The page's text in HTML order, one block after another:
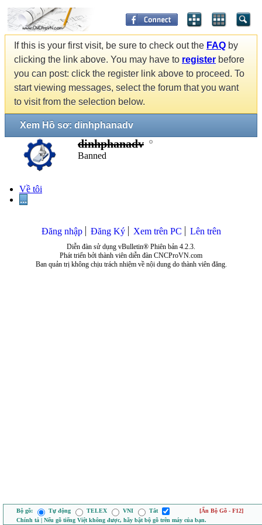
If this is your first visit, be sure to check out the FAQ by
clicking the link above. You may have to register before
you can post: click the register link above to proceed. To
start viewing messages, select the forum that you want
to visit from the selection below.
Xem Hồ sơ: dinhphanadv
dinhphanadv
Banned
Về tôi
...
Đăng nhập Đăng Ký Xem trên PC Lên trên
Diễn đàn sử dụng vBulletin® Phiên bản 4.2.3.
Phát triển bởi thành viên diễn đàn CNCProVN.com
Ban quản trị không chịu trách nhiệm về nội dung do thành viên đăng.
Bộ gõ: Tự động TELEX VNI Tắt
[Ẩn Bộ Gõ - F12]
Chính tả | Nếu gõ tiếng Việt không được, hãy bật bộ gõ trên máy của bạn.